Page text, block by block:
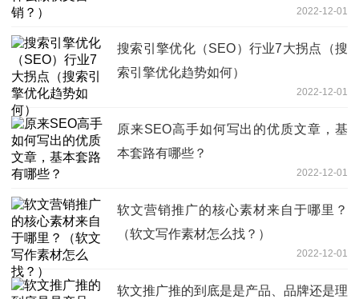
2022-12-01
搜索引擎优化（SEO）行业7大拐点（搜
索引擎优化趋势如何）
2022-12-01
原来SEO高手如何写出的优质文章，基
本套路有哪些？
2022-12-01
软文营销推广的核心素材来自于哪里？
（软文写作素材怎么找？）
2022-12-01
软文推广推的到底是是产品、品牌还是理